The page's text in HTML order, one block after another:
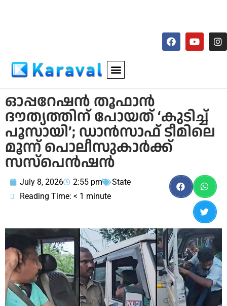
ഓപ്പറേഷന്‍ തൂഫാന്‍
ദൗത്യത്തിന് പോയത് ‘കുടിച്ച്
പൂസായി’; ഡാന്‍സാഫ് ടീമിലെ
മൂന്ന് പൊലീസുകാര്‍ക്ക്
സസ്‌പെന്‍ഷന്‍
July 8, 2026 2:55 pm
State
Reading Time: < 1 minute